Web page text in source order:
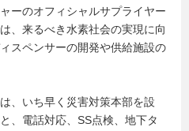
ーのオフィシャルサプライヤー
、来るべき水素社会の実現に向
スペンサーの開発や供給施設の
、いち早く災害対策本部を設
、電話対応、SS点検、地下タ